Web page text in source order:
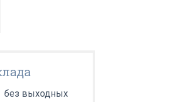
без выходных